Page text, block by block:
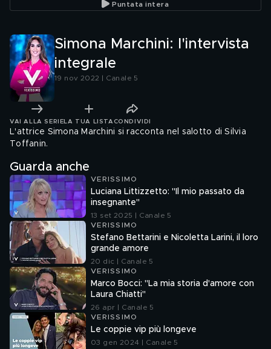
Puntata intera
Simona Marchini: l'intervista
integrale
19 nov 2022 | Canale 5
VAI ALLA SERIE LA TUA LISTA CONDIVIDI
L'attrice Simona Marchini si racconta nel salotto di Silvia
Toffanin.
Guarda anche
VERISSIMO
Luciana Littizzetto: "Il mio passato da
insegnante"
13 set 2025 | Canale 5
VERISSIMO
Stefano Bettarini e Nicoletta Larini, il loro
grande amore
20 dic | Canale 5
VERISSIMO
Marco Bocci: "La mia storia d'amore con
Laura Chiatti"
26 apr | Canale 5
VERISSIMO
Le coppie vip più longeve
03 gen 2024 | Canale 5